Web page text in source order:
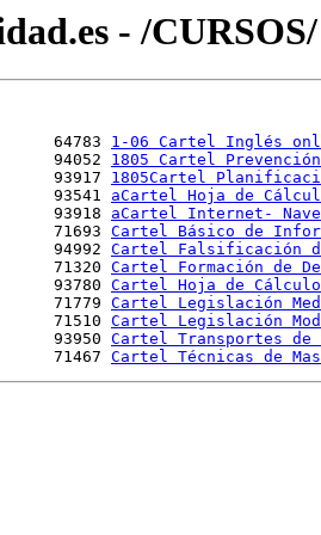
- /CURSOS/
64783 1-06 Cartel Inglés
94052 1805 Cartel
93917 1805Cartel
93541 aCartel Hoja de
93918 aCartel Internet-
71693 Cartel Básico de
94992 Cartel Falsificación de
71320 Cartel Formación de
93780 Cartel Hoja de
71779 Cartel Legislación
71510 Cartel Legislación
93950 Cartel Transportes de
71467 Cartel Técnicas de